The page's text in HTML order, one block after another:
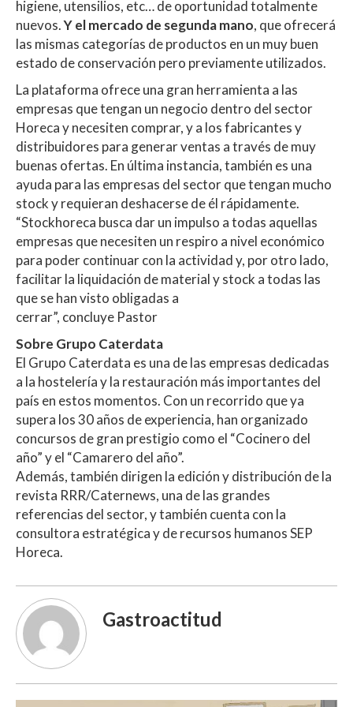
higiene, utensilios, etc… de oportunidad totalmente
nuevos.Y el mercado de segunda mano, que ofrecerá
las mismas categorías de productos en un muy buen
estado de conservación pero previamente utilizados.
La plataforma ofrece una gran herramienta a las
empresas que tengan un negocio dentro del sector
Horeca y necesiten comprar, y a los fabricantes y
distribuidores para generar ventas a través de muy
buenas ofertas. En última instancia, también es una
ayuda para las empresas del sector que tengan mucho
stock y requieran deshacerse de él rápidamente.
“Stockhoreca busca dar un impulso a todas aquellas
empresas que necesiten un respiro a nivel económico
para poder continuar con la actividad y, por otro lado,
facilitar la liquidación de material y stock a todas las
que se han visto obligadas a
cerrar”, concluye Pastor
Sobre Grupo Caterdata
El Grupo Caterdata es una de las empresas dedicadas
a la hostelería y la restauración más importantes del
país en estos momentos. Con un recorrido que ya
supera los 30 años de experiencia, han organizado
concursos de gran prestigio como el “Cocinero del
año” y el “Camarero del año”.
Además, también dirigen la edición y distribución de la
revista RRR/Caternews, una de las grandes
referencias del sector, y también cuenta con la
consultora estratégica y de recursos humanos SEP
Horeca.
Gastroactitud